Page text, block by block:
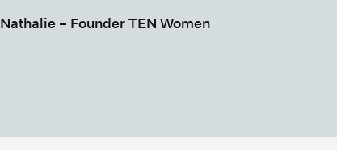
Nathalie – Founder TEN Women